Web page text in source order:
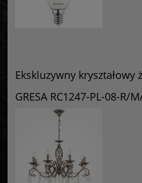
Ekskluzywny
GRESA RC1247-PL-08-R/